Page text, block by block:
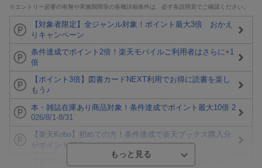
※エントリー必要の有無や実施期間等の各種詳細条件は、必ず各説明頁でご確認ください。
【対象者限定】全ジャンル対象！ポイント最大3倍 おかえ
りキャンペーン
条件達成でポイント2倍！楽天モバイルご利用者はさらに+1
倍
【ポイント3倍】図書カードNEXT利用でお得に読書を楽し
もう♪
本・雑誌在庫あり商品対象！条件達成でポイント最大10倍 2
026/8/1-8/31
【楽天Kobo】初めての方！条件達成で楽天ブックス購入分
がポイント20倍